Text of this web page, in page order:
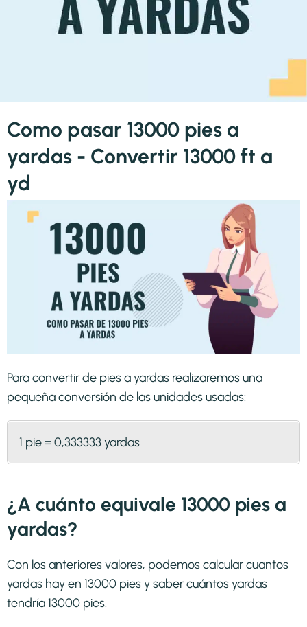
Como pasar 13000 pies a
yardas - Convertir 13000 ft a
yd
Para convertir de pies a yardas realizaremos una
pequeña conversión de las unidades usadas:
1 pie = 0,333333 yardas
¿A cuánto equivale 13000 pies a
yardas?
Con los anteriores valores, podemos calcular cuantos
yardas hay en 13000 pies y saber cuántos yardas
tendría 13000 pies.